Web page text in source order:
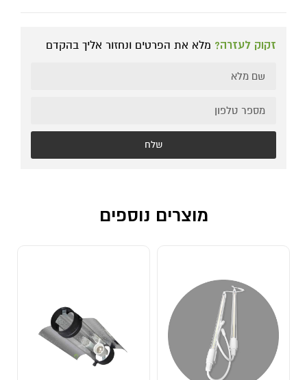
זקוק לעזרה? מלא את הפרטים ונחזור אליך בהקדם
שלח
מוצרים נוספים